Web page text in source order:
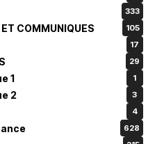
333
COMMUNIQUES 105
17
29
1 1
2 3
4
628